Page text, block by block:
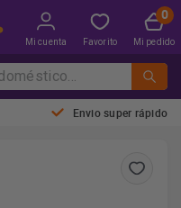
Mi cuenta Favorito Mi pedido
Envio super rápido